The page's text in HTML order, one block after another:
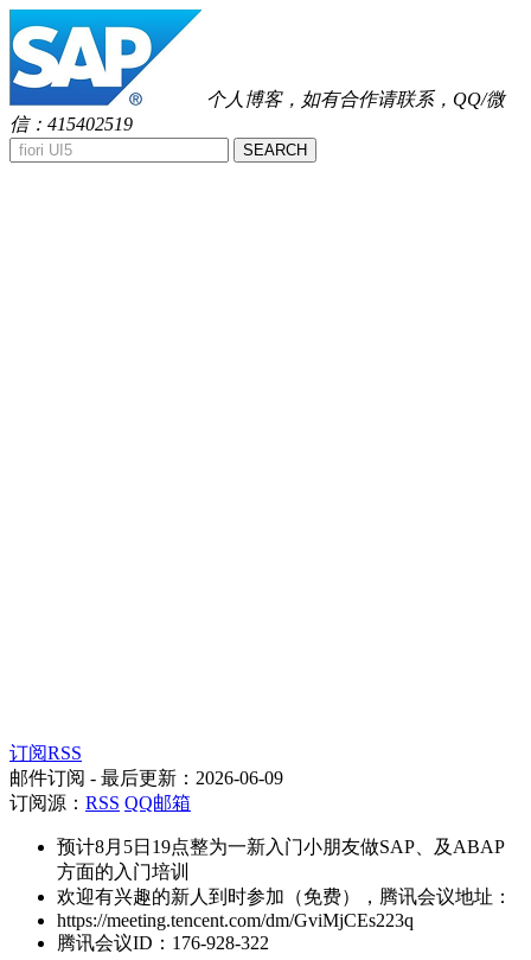
个人博客，如有合作请联系，QQ/微
信：415402519
SEARCH
订阅RSS
邮件订阅 - 最后更新： 2026-06-09
订阅源： RSS QQ邮箱
预计8月5日19点整为一新入门小朋友做SAP、及ABAP
方面的入门培训
欢迎有兴趣的新人到时参加（免费），腾讯会议地址：
https://meeting.tencent.com/dm/GviMjCEs223q
腾讯会议ID：176-928-322